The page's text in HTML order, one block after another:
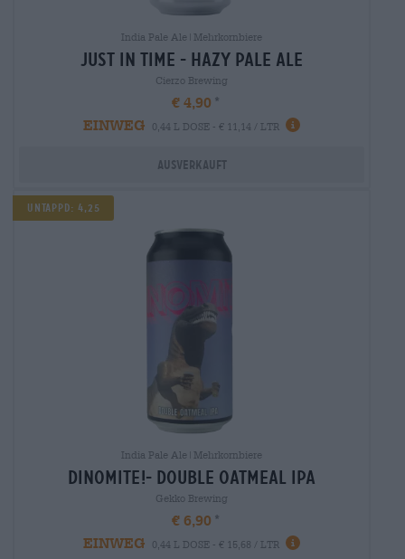
India Pale Ale|Mehrkornbiere
just in time - hazy pale ale
Cierzo Brewing
€ 4,90
EINWEG
0,44 L DOSE - € 11,14 / LTR
Ausverkauft
Untappd: 4,25
India Pale Ale|Mehrkornbiere
dinomite!- double oatmeal ipa
Gekko Brewing
€ 6,90
EINWEG
0,44 L DOSE - € 15,68 / LTR